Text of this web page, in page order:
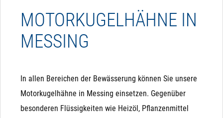
MOTORKUGELHÄHNE IN
MESSING
In allen Bereichen der Bewässerung können Sie unsere
Motorkugelhähne in Messing einsetzen. Gegenüber
besonderen Flüssigkeiten wie Heizöl, Pflanzenmittel